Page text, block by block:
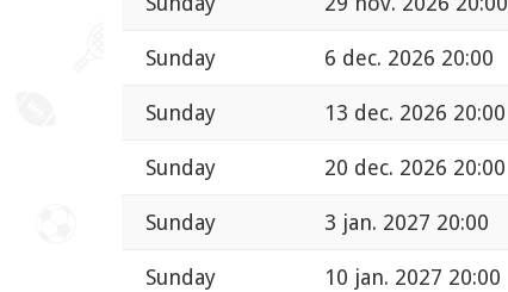
Sunday 6 dec. 2026 20:00
Sunday 13 dec. 2026 20:00
Sunday 20 dec. 2026 20:00
Sunday 3 jan. 2027 20:00
Sunday 10 jan. 2027 20:00